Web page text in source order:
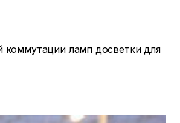
коммутации ламп досветки для